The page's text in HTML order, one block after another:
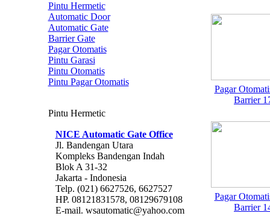
Pintu Hermetic
Automatic Door
Automatic Gate
Barrier Gate
Pagar Otomatis
Pintu Garasi
Pintu Otomatis
Pintu Pagar Otomatis
Pintu Hermetic
NICE Automatic Gate Office
Jl. Bandengan Utara
Kompleks Bandengan Indah
Blok A 31-32
Jakarta - Indonesia
Telp. (021) 6627526, 6627527
HP. 08121831578, 08129679108
E-mail. wsautomatic@yahoo.com
Pagar
Barrier
Pagar
Barrier